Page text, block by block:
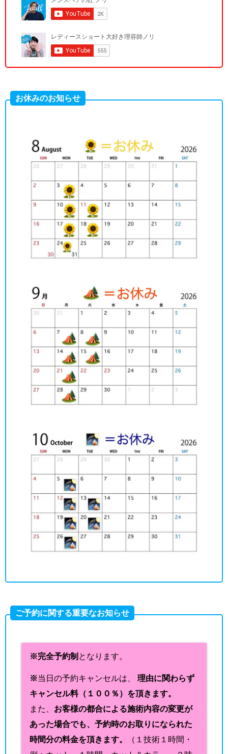
お休みのお知らせ
ご予約に関する重要なお知らせ
※完全予約制 となります。
※当日の予約キャンセルは、 理由に関わらず
キャンセル料（１００％）を頂きます。
また、 お客様の都合による施術内容の変更が
あった場合でも、予約時のお取りになられた
時間分の料金を頂きます。
（１技術１時間・